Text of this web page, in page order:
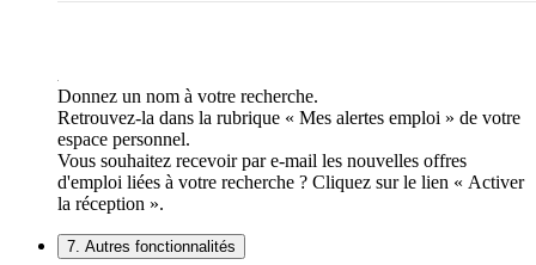
Donnez un nom à votre recherche.
Retrouvez-la dans la rubrique « Mes alertes emploi » de votre
espace personnel.
Vous souhaitez recevoir par e-mail les nouvelles offres
d'emploi liées à votre recherche ? Cliquez sur le lien « Activer
la réception ».
7. Autres fonctionnalités